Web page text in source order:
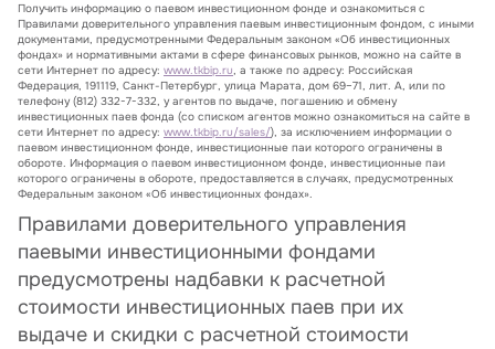
Получить информацию о паевом инвестиционном фонде и ознакомиться с
Правилами доверительного управления паевым инвестиционным фондом, с иными
документами, предусмотренными Федеральным законом «Об инвестиционных
фондах» и нормативными актами в сфере финансовых рынков, можно на сайте в
сети Интернет по адресу: www.tkbip.ru, а также по адресу: Российская
Федерация, 191119, Санкт-Петербург, улица Марата, дом 69–71, лит. А, или по
телефону (812) 332-7-332, у агентов по выдаче, погашению и обмену
инвестиционных паев фонда (со списком агентов можно ознакомиться на сайте в
сети Интернет по адресу: www.tkbip.ru/sales/), за исключением информации о
паевом инвестиционном фонде, инвестиционные паи которого ограничены в
обороте. Информация о паевом инвестиционном фонде, инвестиционные паи
которого ограничены в обороте, предоставляется в случаях, предусмотренных
Федеральным законом «Об инвестиционных фондах».
Правилами доверительного управления
паевыми инвестиционными фондами
предусмотрены надбавки к расчетной
стоимости инвестиционных паев при их
выдаче и скидки с расчетной стоимости